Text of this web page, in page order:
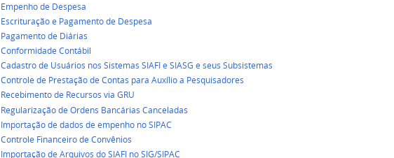
Empenho de Despesa
Escrituração e Pagamento de Despesa
Pagamento de Diárias
Conformidade Contábil
Cadastro de Usuários nos Sistemas SIAFI e SIASG e seus Subsistemas
Controle de Prestação de Contas para Auxílio a Pesquisadores
Recebimento de Recursos via GRU
Regularização de Ordens Bancárias Canceladas
Importação de dados de empenho no SIPAC
Controle Financeiro de Convênios
Importação de Arquivos do SIAFI no SIG/SIPAC